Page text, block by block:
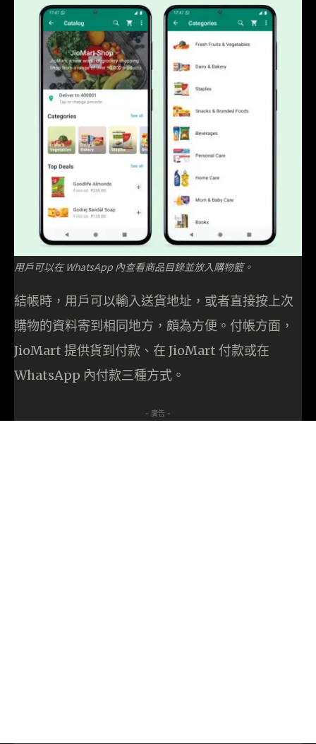
用戶可以在 WhatsApp 內查看商品目錄並放入購物籃。
結帳時，用戶可以輸入送貨地址，或者直接按上次
購物的資料寄到相同地方，頗為方便。付帳方面，
JioMart 提供貨到付款、在 JioMart 付款或在
WhatsApp 內付款三種方式。
- 廣告 -